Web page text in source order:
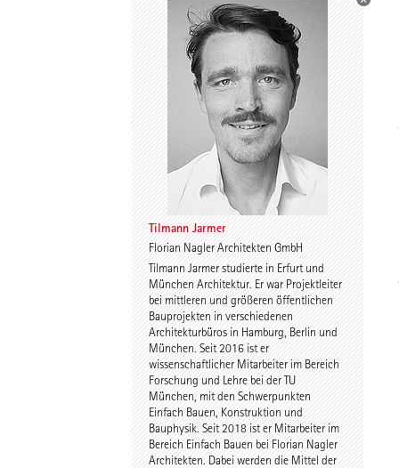
Spyros Koulouris Sandra Niebling
Eike Wolf Guido Roth
Tilmann Jarmer
Tilmann Jarmer
Florian Nagler Architekten GmbH
Tilmann Jarmer studierte in Erfurt und
München Architektur. Er war Projektleiter
bei mittleren und größeren öffentlichen
Bauprojekten in verschiedenen
Architekturbüros in Hamburg, Berlin und
München. Seit 2016 ist er
wissenschaftlicher Mitarbeiter im Bereich
Forschung und Lehre bei der TU
München, mit den Schwerpunkten
Einfach Bauen, Konstruktion und
Bauphysik. Seit 2018 ist er Mitarbeiter im
Bereich Einfach Bauen bei Florian Nagler
Architekten. Dabei werden die Mittel der
Daniel Schöning